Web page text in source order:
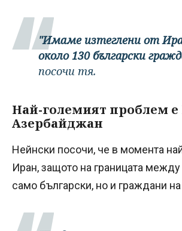
"Имаме изтеглени от
около 130 български
посочи тя.
Най-големият проблем
Азербайджан
Нейнски посочи, че в момента
Иран, защото на границата
само български, но и граждани